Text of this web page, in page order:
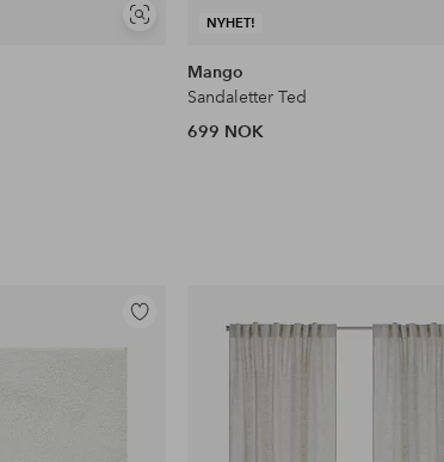
Vis
NYHET!
Mango
Sandaletter Ted
699 NOK
Legg
til